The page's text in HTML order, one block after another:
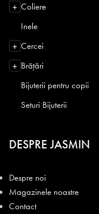
+ Coliere
Inele
+ Cercei
+ Brățări
Bijuterii pentru copii
Seturi Bijuterii
DESPRE JASMIN
Despre noi
Magazinele noastre
Contact